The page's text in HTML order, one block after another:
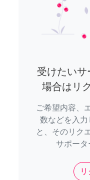
受けたい
場合はリ
ご希望内容、
数などを入
と、そのリク
サポータ